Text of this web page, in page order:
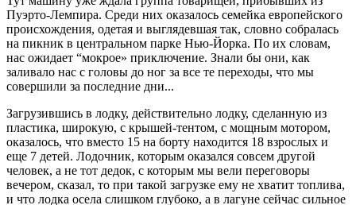
Пуэрто-Лемпира. Среди них оказалось семейка европейского
происхождения, одетая и выглядевшая так, словно собралась
на пикник в центральном парке Нью-Йорка. По их словам,
нас ожидает “мокрое» приключение. Знали бы они, как
заливало нас с головы до ног за все те переходы, что мы
совершили за последние дни...
Загрузившись в лодку, действительно лодку, сделанную из
пластика, широкую, с крышей-тентом, с мощным мотором,
оказалось, что вместо 15 на борту находится 18 взрослых и
еще 7 детей. Лодочник, которым оказался совсем другой
человек, а не тот дедок, с которым мы вели переговоры
вечером, сказал, то при такой загрузке ему не хватит топлива,
и что лодка осела слишком глубоко, а в лагуне сейчас сильное